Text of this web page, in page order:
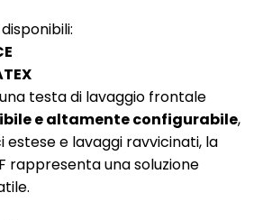
testa di lavaggio frontale
e altamente configurabile,
e lavaggi ravvicinati, la
rappresenta una soluzione